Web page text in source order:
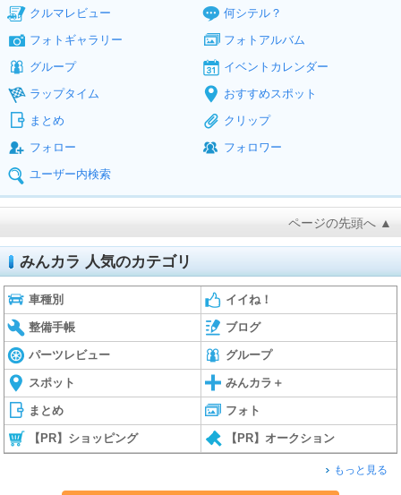
クルマレビュー
何シテル？
フォトギャラリー
フォトアルバム
グループ
イベントカレンダー
ラップタイム
おすすめスポット
まとめ
クリップ
フォロー
フォロワー
ユーザー内検索
ページの先頭へ ▲
みんカラ 人気のカテゴリ
車種別 イイね！
整備手帳 ブログ
パーツレビュー グループ
スポット みんカラ＋
まとめ フォト
【PR】ショッピング 【PR】オークション
もっと見る